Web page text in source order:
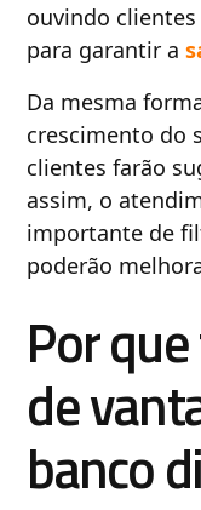
ouvindo
para garantir a
Da mesma
crescimento do
clientes farão
assim, o
importante de
poderão
Por
de
banco